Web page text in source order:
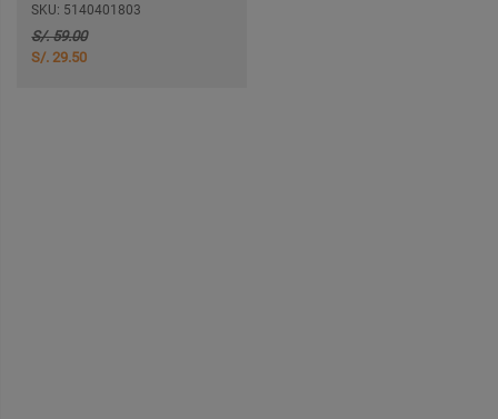
SKU: 5140401803
S/. 59.00
S/. 29.50